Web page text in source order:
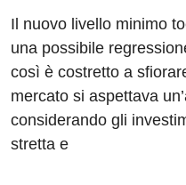
Il nuovo livello minimo
una possibile
così è costretto a
mercato si aspettava
considerando gli
stretta e